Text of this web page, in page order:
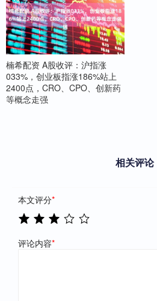
楠希配资 A股收评：沪指涨
033%，创业板指涨186%站上
2400点，CRO、CPO、创新药
等概念走强
相关评论
本文评分*
评论内容*